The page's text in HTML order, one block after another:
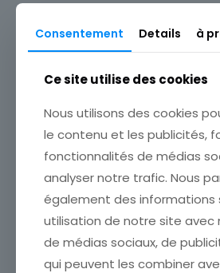
Illustrateur
Allemagne
Sous-thème
ENFANT
Consentement Details à
Ce site utilise des cookies
Nous utilisons des cookies
le contenu et les publicités,
fonctionnalités de médias
analyser notre trafic. Nous
également des informations
utilisation de notre site avec
de médias sociaux, de
qui peuvent les combiner